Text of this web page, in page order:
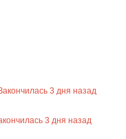
3 дня назад
3 дня назад